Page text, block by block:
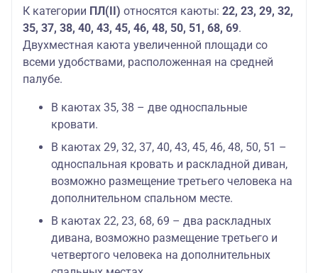
К категории ПЛ(II) относятся каюты: 22, 23, 29, 32,
35, 37, 38, 40, 43, 45, 46, 48, 50, 51, 68, 69.
Двухместная каюта увеличенной площади со
всеми удобствами, расположенная на средней
палубе.
В каютах 35, 38 – две односпальные
кровати.
В каютах 29, 32, 37, 40, 43, 45, 46, 48, 50, 51 –
односпальная кровать и раскладной диван,
возможно размещение третьего человека на
дополнительном спальном месте.
В каютах 22, 23, 68, 69 – два раскладных
дивана, возможно размещение третьего и
четвертого человека на дополнительных